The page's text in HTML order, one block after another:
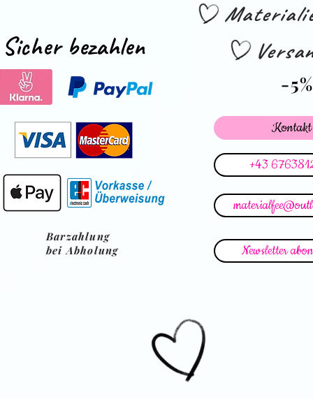
Sicher bezahlen
-5%
Kontakt
+43
Barzahlung
bei Abholung
Newsletter